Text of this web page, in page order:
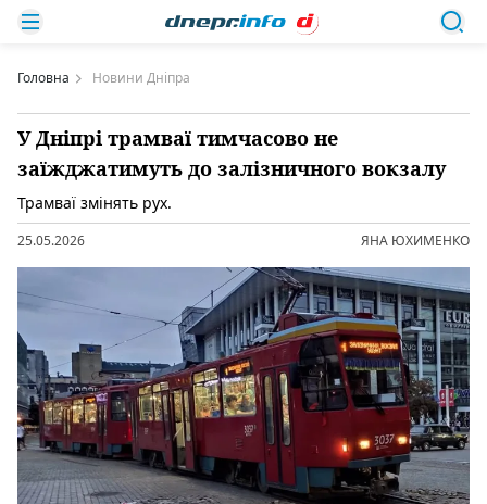
Головна Новини Дніпра
У Дніпрі трамваї тимчасово не
заїжджатимуть до залізничного вокзалу
Трамваї змінять рух.
25.05.2026 ЯНА ЮХИМЕНКО